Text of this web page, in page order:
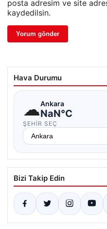
posta adresim ve site
kaydedilsin.
Hava Durumu
☁Ankara
NaN°C
ŞEHIR SEÇ
Bizi Takip Edin